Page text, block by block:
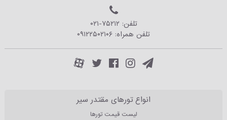
تلفن: ۰۲۱-۷۵۲۱۲
تلفن همراه: ۰۹۱۲۲۵۰۲۱۰۶
انواع تورهای مقتدر سیر
لیست قیمت تورها